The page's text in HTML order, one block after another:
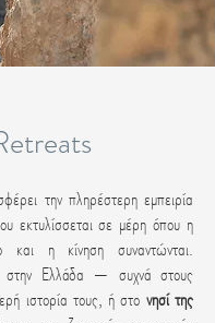
την πληρέστερη εμπειρία
εκτυλίσσεται σε μέρη όπου η
και η κίνηση συναντώνται.
στην Ελλάδα — συχνά στους
ιστορία τους, ή στο νησί της